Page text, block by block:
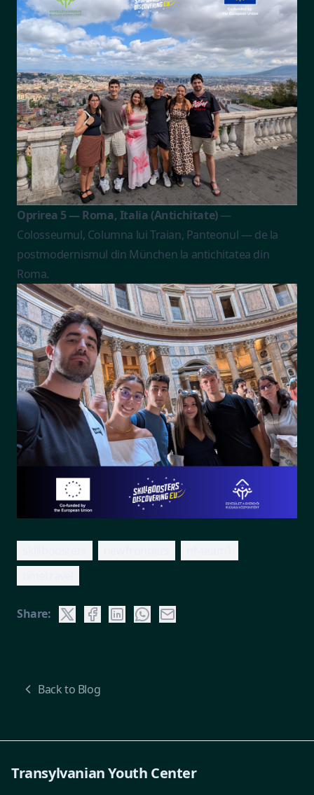
Oprirea 5 — Roma, Italia (Antichitate)—
Colosseumul, Columna lui Traian, Panteonul — de la
postmodernismul din München la antichitatea din
Roma.
Share:
Back to Blog
Transylvanian Youth Center